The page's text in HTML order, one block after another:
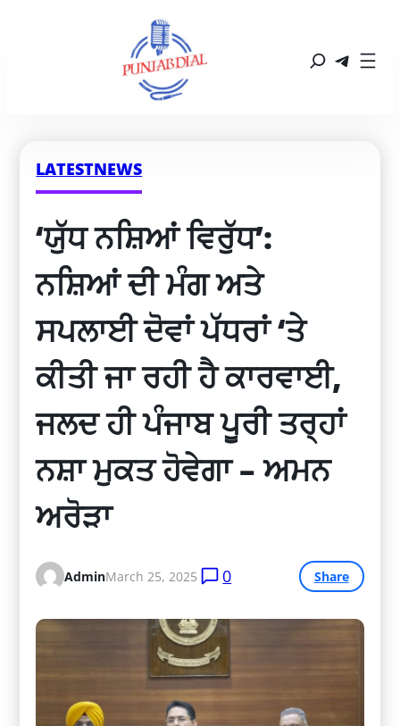
LATESTNEWS
‘ਯੁੱਧ ਨਸ਼ਿਆਂ ਵਿਰੁੱਧ’:
ਨਸ਼ਿਆਂ ਦੀ ਮੰਗ ਅਤੇ
ਸਪਲਾਈ ਦੋਵਾਂ ਪੱਧਰਾਂ ‘ਤੇ
ਕੀਤੀ ਜਾ ਰਹੀ ਹੈ ਕਾਰਵਾਈ,
ਜਲਦ ਹੀ ਪੰਜਾਬ ਪੂਰੀ ਤਰ੍ਹਾਂ
ਨਸ਼ਾ ਮੁਕਤ ਹੋਵੇਗਾ – ਅਮਨ
ਅਰੋੜਾ
AdminMarch 25, 2025 0 Share